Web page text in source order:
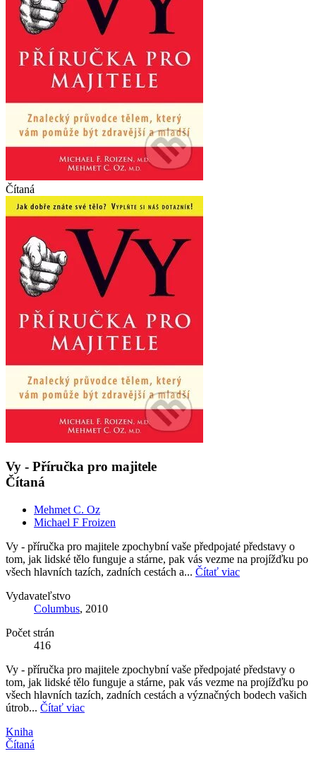
Čítaná
Vy - Příručka pro majitele
Čítaná
Mehmet C. Oz
Michael F Froizen
Vy - příručka pro majitele zpochybní vaše předpojaté představy o
tom, jak lidské tělo funguje a stárne, pak vás vezme na projížďku po
všech hlavních tazích, zadních cestách a... Čítať viac
Vydavateľstvo
Columbus, 2010
Počet strán
416
Vy - příručka pro majitele zpochybní vaše předpojaté představy o
tom, jak lidské tělo funguje a stárne, pak vás vezme na projížďku po
všech hlavních tazích, zadních cestách a význačných bodech vašich
útrob... Čítať viac
Kniha
Čítaná